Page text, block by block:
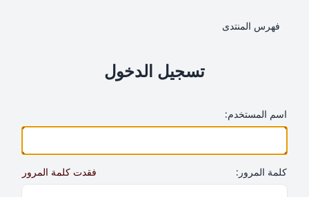
فهرس المنتدى
تسجيل الدخول
اسم المستخدم:
كلمة المرور: فقدت كلمة المرور